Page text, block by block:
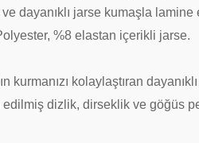
dayanıklı jarse kumaşla lamine
%8 elastan içerikli jarse.
kurmanızı kolaylaştıran
dizlik, dirseklik ve göğüs